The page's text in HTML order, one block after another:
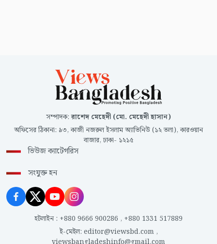
সম্পাদক:রাশেদ মেহেদী (মো. মেহেদী হাসান)
অফিসের ঠিকানা: ৯৩, কাজী নজরুল ইসলাম অ্যাভিনিউ (১২ তলা), কারওয়ান
বাজার, ঢাকা- ১২১৫
ভিউজ ক্যাটেগরিস
সংযুক্ত হন
হটলাইন : +880 9666 900286 , +880 1331 517889
ই-মেইল: editor@viewsbd.com,